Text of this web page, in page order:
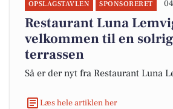
OPSLAGSTAVLEN SPONSORERET
Restaurant Luna
velkommen til en
terrassen
Så er der nyt fra Restaurant Luna
Læs hele artiklen her